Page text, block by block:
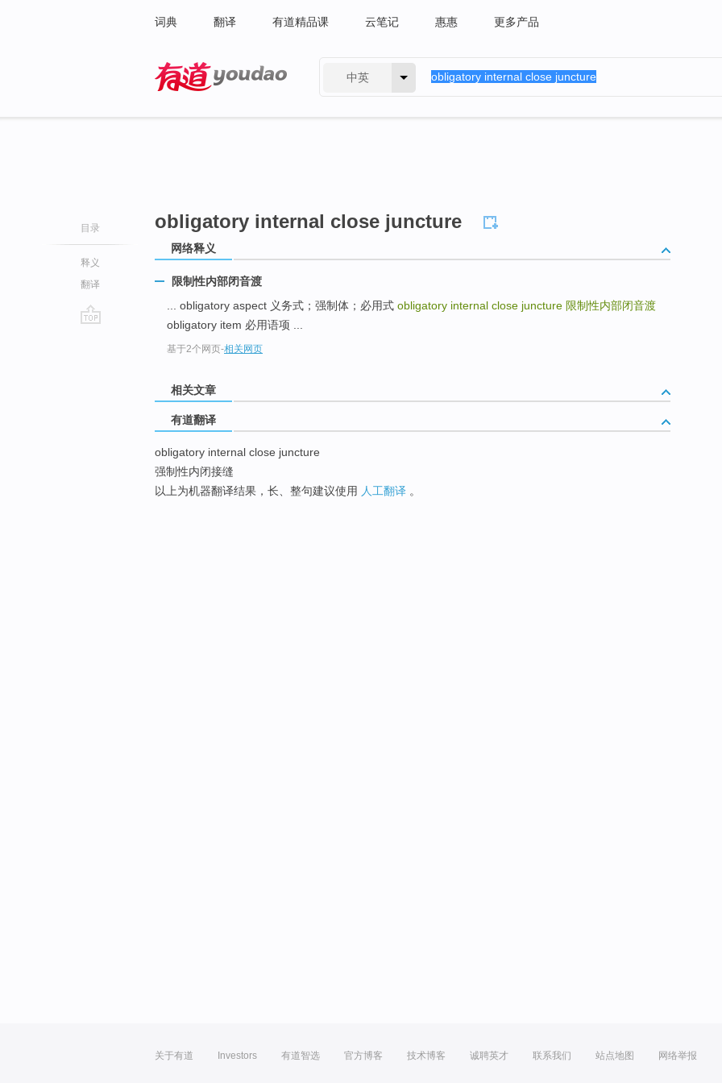
词典 翻译 有道精品课 云笔记 惠惠 更多产品
中英
目录
释义
翻译
obligatory internal close juncture
网络释义
限制性内部闭音渡
... obligatory aspect 义务式；强制体；必用式 obligatory internal close juncture 限制性内部闭音渡
obligatory item 必用语项 ...
基于2个网页-相关网页
相关文章
有道翻译
obligatory internal close juncture
强制性内闭接缝
以上为机器翻译结果，长、整句建议使用 人工翻译 。
关于有道 Investors 有道智选 官方博客 技术博客 诚聘英才 联系我们 站点地图 网络举报